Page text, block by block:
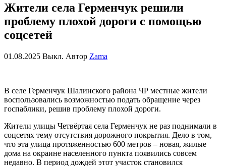
Жители села Герменчук решили
проблему плохой дороги с помощью
соцсетей
01.08.2025 Выкл. Автор Zama
В селе Герменчук Шалинского района ЧР местные жители
воспользовались возможностью подать обращение через
госпаблики, решив проблему плохой дороги.
Жители улицы Четвёртая села Герменчук не раз поднимали в
соцсетях тему отсутствия дорожного покрытия. Дело в том,
что эта улица протяженностью 600 метров – новая, жилые
дома на окраине населенного пункта появились совсем
недавно. В период дождей этот участок становился